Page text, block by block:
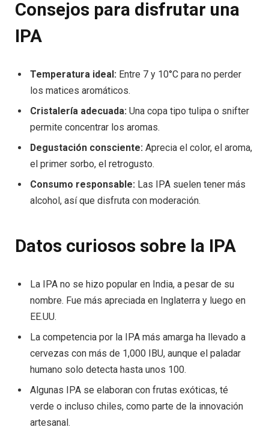
Consejos para disfrutar una
IPA
Temperatura ideal: Entre 7 y 10°C para no perder
los matices aromáticos.
Cristalería adecuada: Una copa tipo tulipa o snifter
permite concentrar los aromas.
Degustación consciente: Aprecia el color, el aroma,
el primer sorbo, el retrogusto.
Consumo responsable: Las IPA suelen tener más
alcohol, así que disfruta con moderación.
Datos curiosos sobre la IPA
La IPA no se hizo popular en India, a pesar de su
nombre. Fue más apreciada en Inglaterra y luego en
EE.UU.
La competencia por la IPA más amarga ha llevado a
cervezas con más de 1,000 IBU, aunque el paladar
humano solo detecta hasta unos 100.
Algunas IPA se elaboran con frutas exóticas, té
verde o incluso chiles, como parte de la innovación
artesanal.